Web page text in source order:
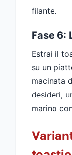
filante.
Fase 6:
Estrai il
su un
macinata
desideri,
marino